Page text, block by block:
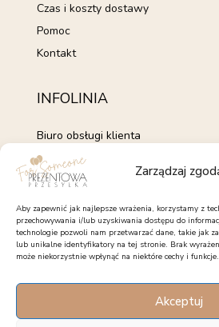
Zarządzaj
Aby zapewnić jak najlepsze wrażenia, korzystamy z
przechowywania i/lub uzyskiwania dostępu do
technologie pozwoli nam przetwarzać dane, takie jak
lub unikalne identyfikatory na tej stronie. Brak
może niekorzystnie wpłynąć na niektóre cechy i funkcje.
Akceptuj
Czas i koszty dostawy
Pomoc
Kontakt
INFOLINIA
Biuro obsługi klienta
+48 735 843 843
pon. - pt. 7:00 - 15:00
kontakt@forsomeone.pl